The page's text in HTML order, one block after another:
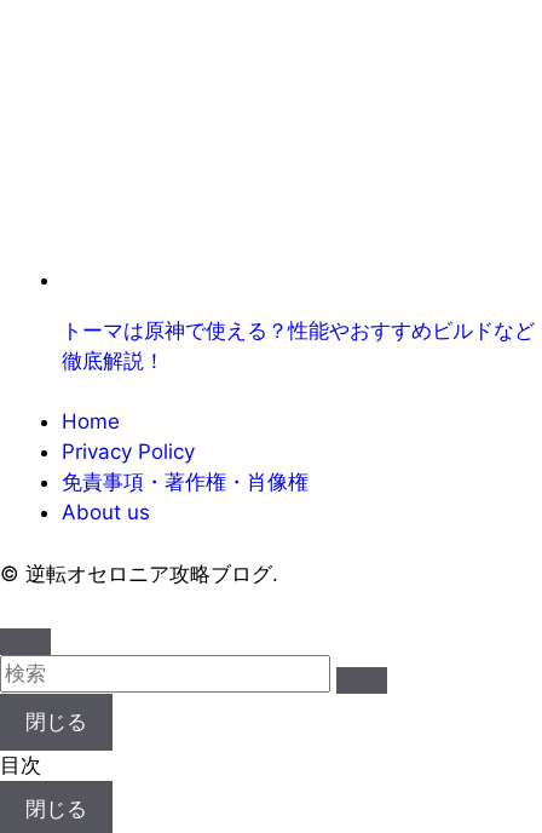
トーマは原神で使える？性能やおすすめビルドなど
徹底解説！
Home
Privacy Policy
免責事項・著作権・肖像権
About us
© 逆転オセロニア攻略ブログ.
閉じる
目次
閉じる